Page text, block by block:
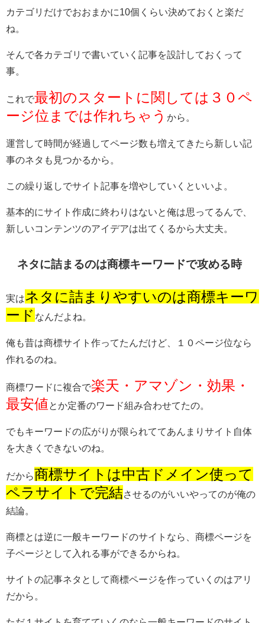
カテゴリだけでおおまかに10個くらい決めておくと楽だ
ね。
そんで各カテゴリで書いていく記事を設計しておくって
事。
これで最初のスタートに関しては３０ペ
ージ位までは作れちゃう から。
運営して時間が経過してページ数も増えてきたら新しい記
事のネタも見つかるから。
この繰り返しでサイト記事を増やしていくといいよ。
基本的にサイト作成に終わりはないと俺は思ってるんで、
新しいコンテンツのアイデアは出てくるから大丈夫。
ネタに詰まるのは商標キーワードで攻める時
実はネタに詰まりやすいのは商標キーワ
ード なんだよね。
俺も昔は商標サイト作ってたんだけど、１０ページ位なら
作れるのね。
商標ワードに複合で楽天・アマゾン・効果・
最安値とか定番のワード組み合わせてたの。
でもキーワードの広がりが限られててあんまりサイト自体
を大きくできないのね。
だから商標サイトは中古ドメイン使って
ペラサイトで完結させるのがいいやってのが俺の
結論。
商標とは逆に一般キーワードのサイトなら、商標ページを
子ページとして入れる事ができるからね。
サイトの記事ネタとして商標ページを作っていくのはアリ
だから。